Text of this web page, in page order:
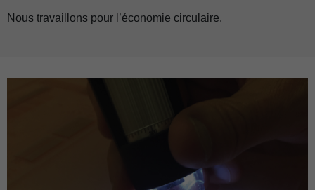
Nous travaillons pour l’économie circulaire.